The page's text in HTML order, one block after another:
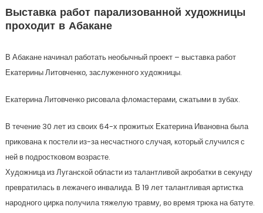
Выставка работ парализованной художницы
проходит в Абакане
В Абакане начинал работать необычный проект – выставка работ
Екатерины Литовченко, заслуженного художницы.
Екатерина Литовченко рисовала фломастерами, сжатыми в зубах.
В течение 30 лет из своих 64-х прожитых Екатерина Ивановна была
прикована к постели из-за несчастного случая, который случился с
ней в подростковом возрасте.
Художница из Луганской области из талантливой акробатки в секунду
превратилась в лежачего инвалида. В 19 лет талантливая артистка
народного цирка получила тяжелую травму, во время трюка на батуте.